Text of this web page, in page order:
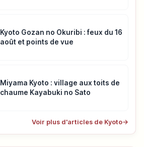
Kyoto Gozan no Okuribi : feux du 16
août et points de vue
Miyama Kyoto : village aux toits de
chaume Kayabuki no Sato
Voir plus d'articles de Kyoto→